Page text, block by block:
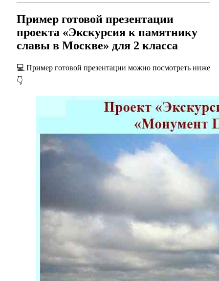
Пример готовой презентации
проекта «Экскурсия к памятнику
славы в Москве» для 2 класса
💻 Пример готовой презентации можно посмотреть ниже
👇